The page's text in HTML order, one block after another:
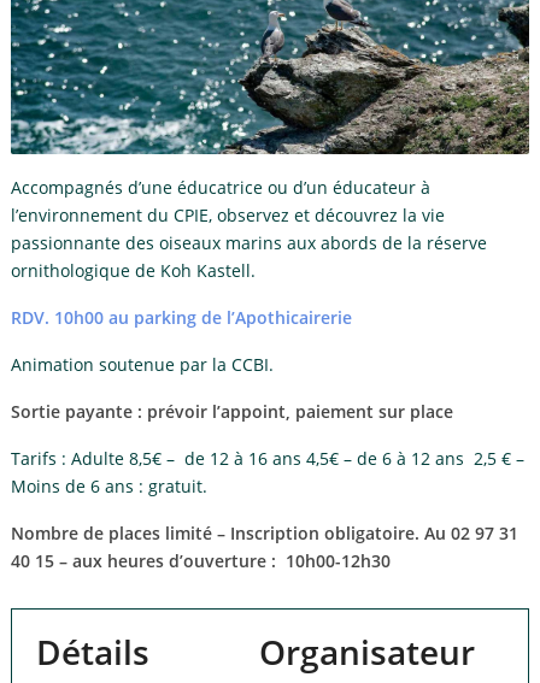
Accompagnés d’une éducatrice ou d’un éducateur à
l’environnement du CPIE, observez et découvrez la vie
passionnante des oiseaux marins aux abords de la réserve
ornithologique de Koh Kastell.
RDV. 10h00 au parking de l’Apothicairerie
Animation soutenue par la CCBI.
Sortie payante : prévoir l’appoint, paiement sur place
Tarifs : Adulte 8,5€ – de 12 à 16 ans 4,5€ – de 6 à 12 ans 2,5 € –
Moins de 6 ans : gratuit.
Nombre de places limité – Inscription obligatoire. Au 02 97 31
40 15 – aux heures d’ouverture : 10h00-12h30
Détails Organisateur